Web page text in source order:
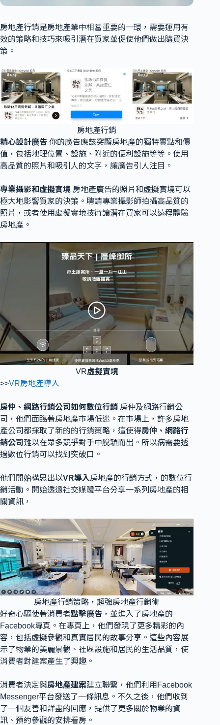
房地產行銷是房地產業中相當重要的一環，需要運用有
效的策略和技巧來吸引潛在買家並促使他們做出購買決
策。
房地產行銷
精心設計廣告 你的廣告應該突顯房地產的獨特賣點和價
值，包括地理位置、設施、附近的便利設施等等。使用
高品質的照片和吸引人的文字，讓廣告引人注目。
專業攝影和虛擬實境 房地產廣告的照片和虛擬實境可以
極大地影響買家的決策。聘請專業攝影師拍攝高品質的
照片，或者使用虛擬實境技術讓潛在買家可以遠程體驗
房地產。
VR虛擬實境
>>VR房地產導入
房仲、網路行銷公司如何數位行銷 房仲及網路行銷公
司，他們面臨著房地產市場低迷。在市場上，許多房地
產公司都採取了新的的行銷策略，這使得房仲、網路行
銷公司難以在眾多競爭對手中脫穎而出。所以病需要透
過數位行銷可以找到突破口。
他們開始構思出以VR導入房地產的行銷方式，的數位行
銷活動。開始透過社交媒體平台分享一系列房地產的相
關資訊，
房地產行銷策略，超強房地產行銷術
好奇心驅使著消費者點擊廣告 ，並進入了房地產的
Facebook專頁。在專頁上，他們發現了更多精彩的內
容，包括虛擬參觀和真實居民的故事分享。這些內容展
示了物業的美麗景觀、社區設施和居民的生活品質，使
消費者對建案產生了興趣。
消費者決定與房地產建案建立聯繫，他們利用Facebook
Messenger平台發送了一條訊息。不久之後，他們收到
了一個友善和詳盡的回應，提供了更多關於物業的資
訊、預約參觀的安排看房。